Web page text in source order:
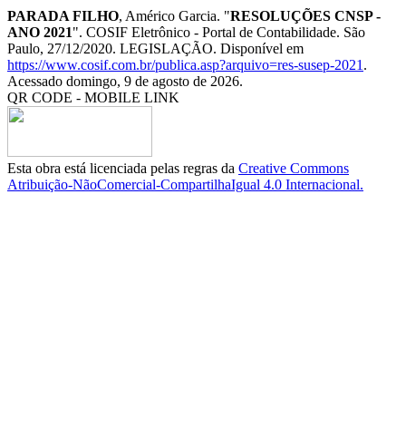
PARADA FILHO, Américo Garcia. "RESOLUÇÕES CNSP -
ANO 2021". COSIF Eletrônico - Portal de Contabilidade. São
Paulo, 27/12/2020. LEGISLAÇÃO. Disponível em
https://www.cosif.com.br/publica.asp?arquivo=res-susep-2021 .
Acessado domingo, 9 de agosto de 2026.
QR CODE - MOBILE LINK
Esta obra está licenciada pelas regras da Creative Commons
Atribuição-NãoComercial-CompartilhaIgual 4.0 Internacional.